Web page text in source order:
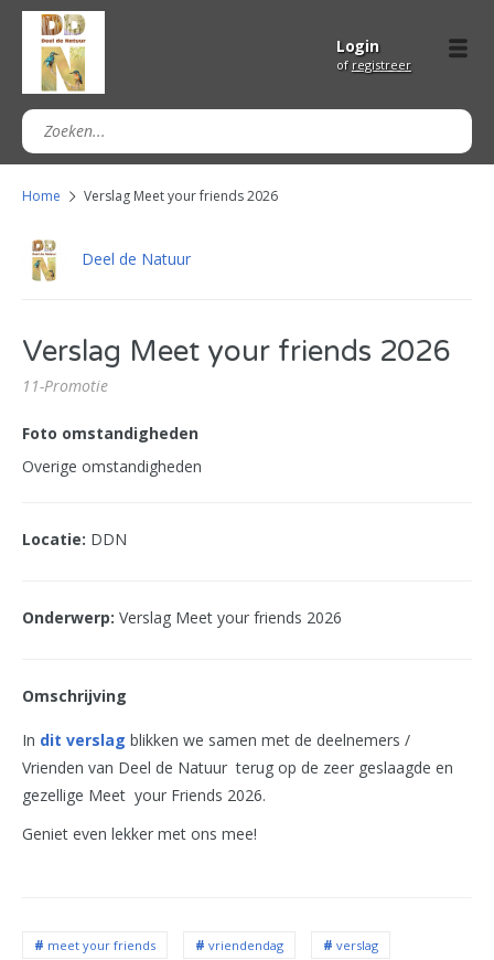
Login
of registreer
Home Verslag Meet your friends 2026
Deel de Natuur
Verslag Meet your friends 2026
11-Promotie
Foto omstandigheden
Overige omstandigheden
Locatie: DDN
Onderwerp: Verslag Meet your friends 2026
Omschrijving
In dit verslag blikken we samen met de deelnemers /
Vrienden van Deel de Natuur terug op de zeer geslaagde en
gezellige Meet your Friends 2026.
Geniet even lekker met ons mee!
meet your friends vriendendag verslag